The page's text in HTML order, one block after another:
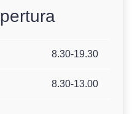
8.30-19.30
8.30-13.00